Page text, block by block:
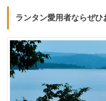
ランタン愛用者ならぜひ